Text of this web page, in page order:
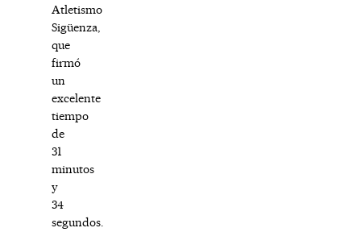
Atletismo
Sigüenza,
que
firmó
un
excelente
tiempo
de
31
minutos
y
34
segundos.